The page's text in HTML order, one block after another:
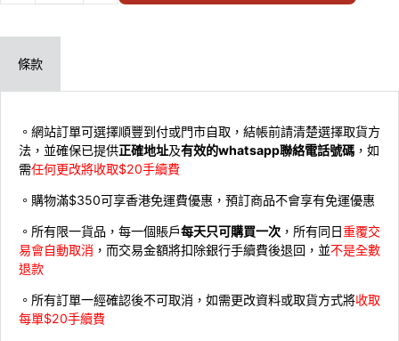
條款
。網站訂單可選擇順豐到付或門市自取，結帳前請清楚選擇取貨方
法，並確保已提供正確地址及有效的whatsapp聯絡電話號碼 ，如
需任何更改將收取$20手續費
。購物滿$350可享香港免運費優惠，預訂商品不會享有免運優惠
。所有限一貨品，每一個賬戶每天只可購買一次 ，所有同日重覆交
易會自動取消 ，而交易金額將扣除銀行手續費後退回，並不是全數
退款
。所有訂單一經確認後不可取消，如需更改資料或取貨方式將收取
每單$20手續費